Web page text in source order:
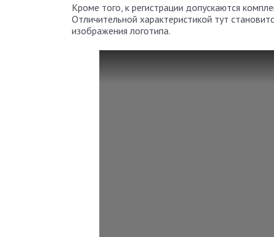
Кроме того, к регистрации допускаются
Отличительной характеристикой тут
изображения логотипа.